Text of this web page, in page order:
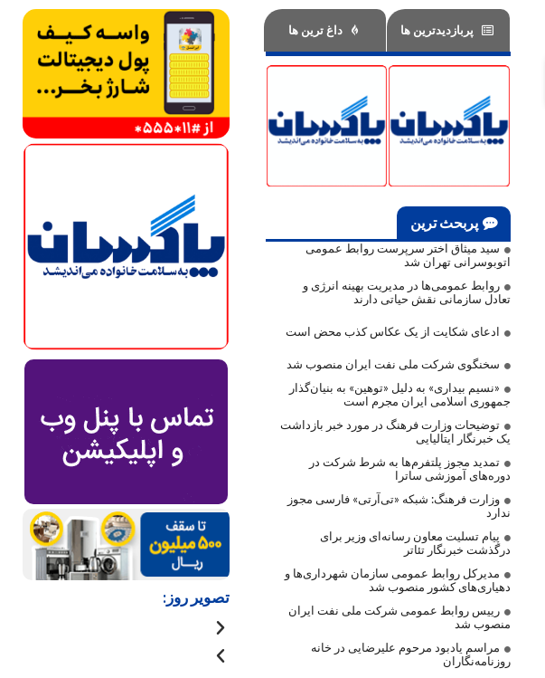
پربازدیدترین ها داغ ترین ها
پربحث ترین
سید میثاق اختر سرپرست روابط عمومی
اتوبوسرانی تهران شد
روابط عمومی‌ها در مدیریت بهینه انرژی و
تعادل سازمانی نقش حیاتی دارند
ادعای شکایت از یک عکاس کذب محض است
سخنگوی شرکت ملی نفت ایران منصوب شد
«نسیم بیداری» به دلیل «توهین» به بنیان‌گذار
جمهوری اسلامی ایران مجرم است
توضیحات وزارت فرهنگ در مورد خبر بازداشت
یک خبرنگار ایتالیایی
تمدید مجوز پلتفرم‌ها به شرط شرکت در
دوره‌های آموزشی ساترا
وزارت فرهنگ: شبکه «تی‌آرتی» فارسی مجوز
ندارد
پیام تسلیت معاون رسانه‌ای وزیر برای
درگذشت خبرنگار تئاتر
مدیرکل روابط عمومی سازمان شهرداری‌ها و
دهیاری‌های کشور منصوب شد
رییس روابط عمومی شرکت ملی نفت ایران
منصوب شد
مراسم یادبود مرحوم علیرضایی در خانه
روزنامه‌نگاران
تصویر روز: